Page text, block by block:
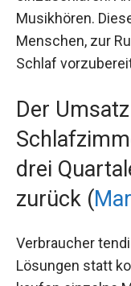
Musikhören.
Menschen, zur
Schlaf
Der
drei
zurück (
Verbraucher
Lösungen statt